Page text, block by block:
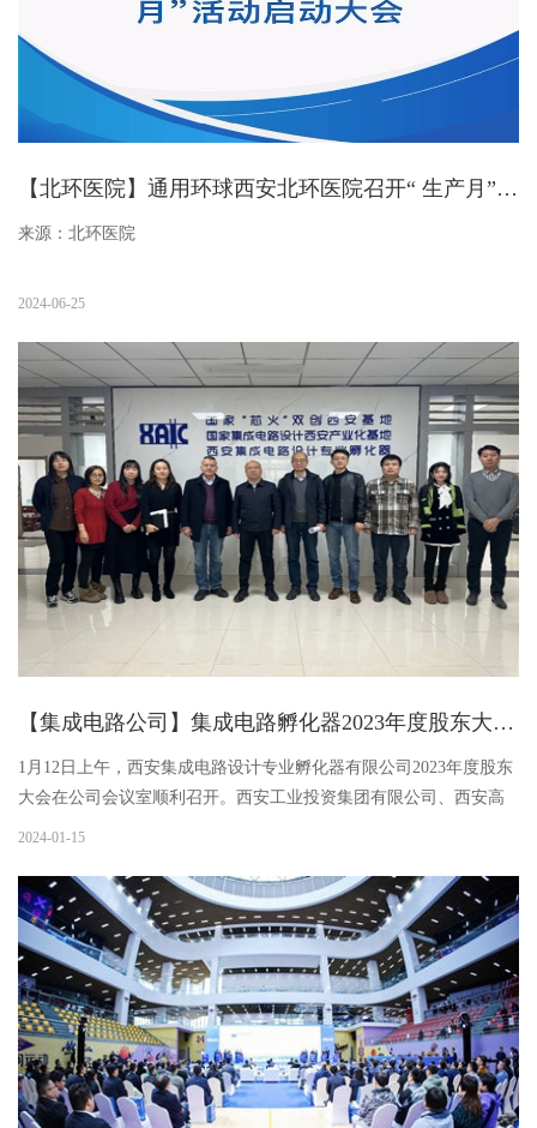
【北环医院】通用环球西安北环医院召开“ 生产月”活动启动大会
来源：北环医院
2024-06-25
【集成电路公司】集成电路孵化器2023年度股东大会顺利召开
1月12日上午，西安集成电路设计专业孵化器有限公司2023年度股东
大会在公司会议室顺利召开。西安工业投资集团有限公司、西安高
新技术产业开发区创业园发展中心和西安科技投资有限公司股东代
执...
2024-01-15